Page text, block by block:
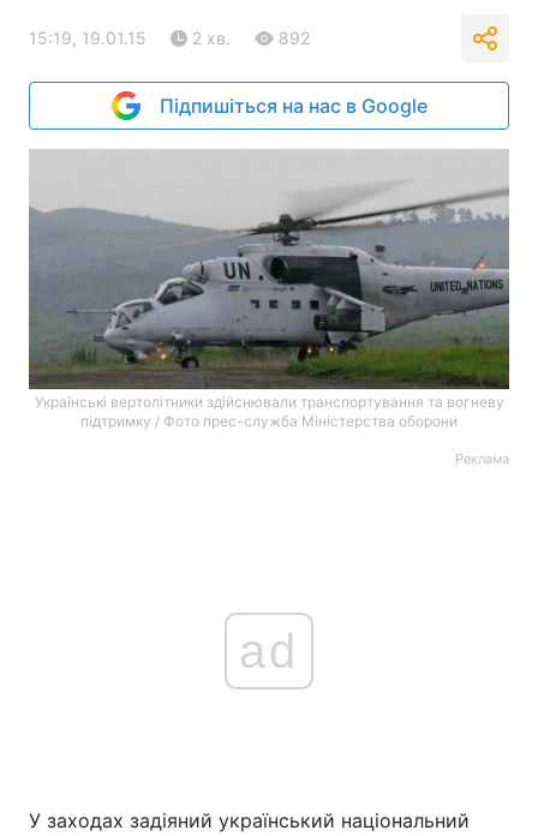
15:19, 19.01.15 2 хв. 892
Підпишіться на нас в Google
Українські вертолітники здійснювали транспортування та вогневу
підтримку / Фото прес-служба Міністерства оборони
Реклама
ad
У заходах задіяний український національний